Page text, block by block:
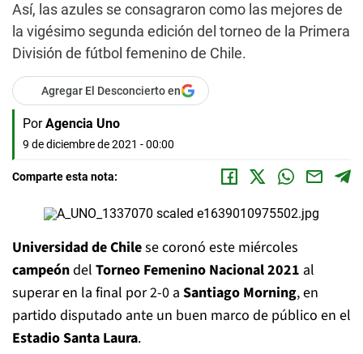
Así, las azules se consagraron como las mejores de
la vigésimo segunda edición del torneo de la Primera
División de fútbol femenino de Chile.
Agregar El Desconcierto en
Por Agencia Uno
9 de diciembre de 2021 - 00:00
Comparte esta nota:
Universidad de Chilese coronó este miércoles
campeóndel Torneo Femenino Nacional 2021 al
superar en la final por 2-0 a Santiago Morning, en
partido disputado ante un buen marco de público en el
Estadio Santa Laura.